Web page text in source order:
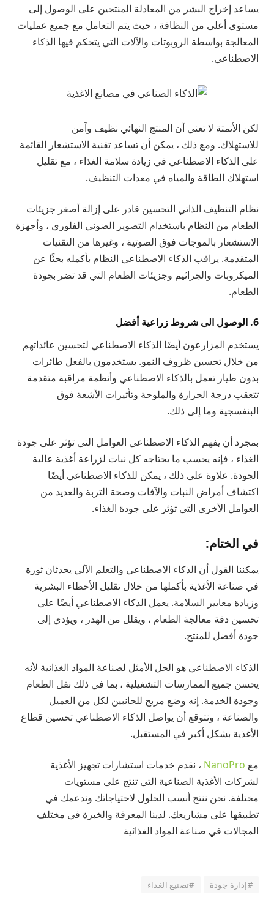
يساعد إخراج البشر من المعادلة المنتجين على الوصول إلى
مستوى أعلى من النظافة ، حيث يتم التعامل مع جميع عمليات
المعالجة بواسطة الروبوتات والآلات التي يتحكم فيها الذكاء
الاصطناعي.
لكن الأتمتة لا تعني أن المنتج النهائي نظيف وآمن
للاستهلاك. ومع ذلك ، يمكن أن تساعد تقنية الاستشعار القائمة
على الذكاء الاصطناعي في زيادة سلامة الغذاء ، مع تقليل
استهلاك الطاقة والمياه في معدات التنظيف.
نظام التنظيف الذاتي التحسين قادر على إزالة أصغر جزيئات
الطعام من النظام باستخدام التصوير الضوئي الفلوري ، وأجهزة
الاستشعار بالموجات فوق الصوتية ، وغيرها من التقنيات
المتقدمة. يراقب الذكاء الاصطناعي النظام بأكمله بحثًا عن
الميكروبات والجراثيم وجزيئات الطعام التي قد تضر بجودة
الطعام.
6. الوصول الى شروط زراعية أفضل
يستخدم المزارعون أيضًا الذكاء الاصطناعي لتحسين عائداتهم
من خلال تحسين ظروف النمو. يستخدمون بالفعل طائرات
بدون طيار تعمل بالذكاء الاصطناعي وأنظمة مراقبة متقدمة
تتعقب درجة الحرارة والملوحة وتأثيرات الأشعة فوق
البنفسجية وما إلى ذلك.
بمجرد أن يفهم الذكاء الاصطناعي العوامل التي تؤثر على جودة
الغذاء ، فإنه يحسب ما يحتاجه كل نبات لزراعة أغذية عالية
الجودة. علاوة على ذلك ، يمكن للذكاء الاصطناعي أيضًا
اكتشاف أمراض النبات والآفات وصحة التربة والعديد من
العوامل الأخرى التي تؤثر على جودة الغذاء.
في الختام:
يمكننا القول أن الذكاء الاصطناعي والتعلم الآلي يحدثان ثورة
في صناعة الأغذية بأكملها من خلال تقليل الأخطاء البشرية
وزيادة معايير السلامة. يعمل الذكاء الاصطناعي أيضًا على
تحسين دقة معالجة الطعام ، ويقلل من الهدر ، ويؤدي إلى
جودة أفضل للمنتج.
الذكاء الاصطناعي هو الحل الأمثل لصناعة المواد الغذائية لأنه
يحسن جميع الممارسات التشغيلية ، بما في ذلك نقل الطعام
وجودة الخدمة. إنه وضع مربح للجانبين لكل من العميل
والصناعة ، ونتوقع أن يواصل الذكاء الاصطناعي تحسين قطاع
الأغذية بشكل أكبر في المستقبل.
مع NanoPro ، نقدم خدمات استشارات تجهيز الأغذية
لشركات الأغذية الصناعية التي تنتج على مستويات
مختلفة. نحن ننتج أنسب الحلول لاحتياجاتك وندعمك في
تطبيقها على مشاريعك. لدينا المعرفة والخبرة في مختلف
المجالات في صناعة المواد الغذائية
#إدارة جودة #تصنيع الغذاء